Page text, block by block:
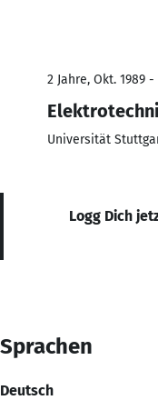
2 Jahre, Okt. 1989 -
Universität
Logg Dich
Sprachen
Deutsch